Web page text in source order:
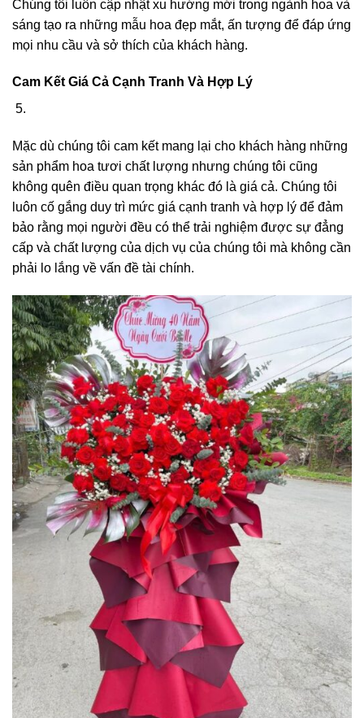
Chúng tôi luôn cập nhật xu hướng mới trong ngành hoa và
sáng tạo ra những mẫu hoa đẹp mắt, ấn tượng để đáp ứng
mọi nhu cầu và sở thích của khách hàng.
Cam Kết Giá Cả Cạnh Tranh Và Hợp Lý
Mặc dù chúng tôi cam kết mang lại cho khách hàng những
sản phẩm hoa tươi chất lượng nhưng chúng tôi cũng
không quên điều quan trọng khác đó là giá cả. Chúng tôi
luôn cố gắng duy trì mức giá cạnh tranh và hợp lý để đảm
bảo rằng mọi người đều có thể trải nghiệm được sự đẳng
cấp và chất lượng của dịch vụ của chúng tôi mà không cần
phải lo lắng về vấn đề tài chính.